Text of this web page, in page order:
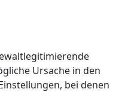
Ursache in den
bei denen